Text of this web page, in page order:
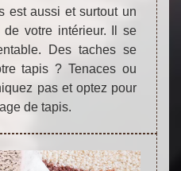
est aussi et surtout un
votre intérieur. Il se
Des taches se
tapis ? Tenaces ou
pas et optez pour
de tapis.